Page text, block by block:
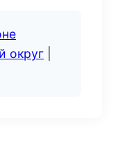
округ